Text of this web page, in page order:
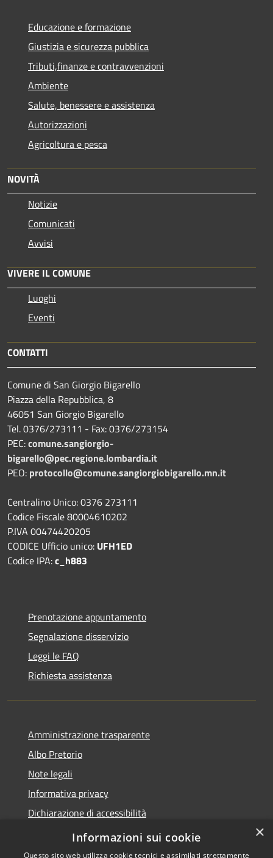
Educazione e formazione
Giustizia e sicurezza pubblica
Tributi,finanze e contravvenzioni
Ambiente
Salute, benessere e assistenza
Autorizzazioni
Agricoltura e pesca
NOVITÀ
Notizie
Comunicati
Avvisi
VIVERE IL COMUNE
Luoghi
Eventi
CONTATTI
Comune di San Giorgio Bigarello
Piazza della Repubblica, 8
46051 San Giorgio Bigarello
Tel. 0376/273111 - Fax: 0376/273154
PEC:comune.sangiorgio-
bigarello@pec.regione.lombardia.it
PEO: protocollo@comune.sangiorgiobigarello.mn.it
Centralino Unico: 0376 273111
Codice Fiscale 80004610202
P.IVA 00474420205
CODICE Ufficio unico: UFH1ED
Codice IPA:c_h883
Prenotazione appuntamento
Segnalazione disservizio
Leggi le FAQ
Richiesta assistenza
Amministrazione trasparente
Albo Pretorio
Note legali
Informativa privacy
Dichiarazione di accessibilità
Obiettivi di accessibilità
×
Informazioni sui cookie
Questo sito web utilizza cookie tecnici e assimilati strettamente